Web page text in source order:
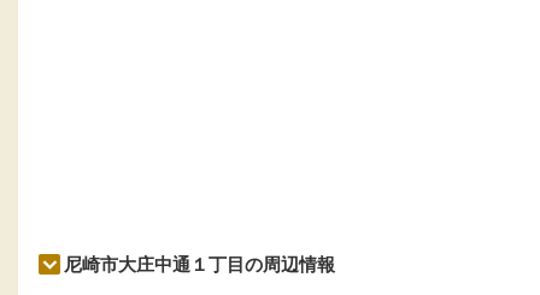
尼崎市大庄中通１丁目の周辺情報